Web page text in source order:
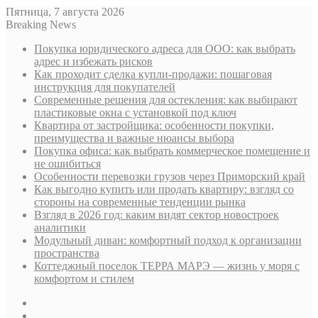
Пятница, 7 августа 2026
Breaking News
Покупка юридического адреса для ООО: как выбрать
адрес и избежать рисков
Как проходит сделка купли-продажи: пошаговая
инструкция для покупателей
Современные решения для остекления: как выбирают
пластиковые окна с установкой под ключ
Квартира от застройщика: особенности покупки,
преимущества и важные нюансы выбора
Покупка офиса: как выбрать коммерческое помещение и
не ошибиться
Особенности перевозки грузов через Приморский край
Как выгодно купить или продать квартиру: взгляд со
стороны на современные тенденции рынка
Взгляд в 2026 год: каким видят сектор новостроек
аналитики
Модульный диван: комфортный подход к организации
пространства
Коттеджный поселок ТЕРРА МАРЭ — жизнь у моря с
комфортом и стилем